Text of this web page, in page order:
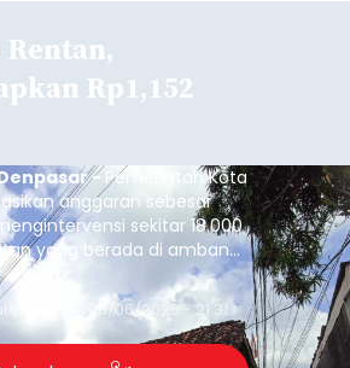
Rentan,
Rp1,152
- Pemerintah Kota
anggaran sebesar
mengintervensi sekitar 18.000
yang berada di ambang
strategis ini diambil
yang berada pada
6 tersebut agar tidak
Thu, 08/06/2026 - 21:31